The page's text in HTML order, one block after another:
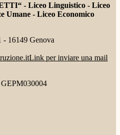
- Liceo Linguistico - Liceo
Umane - Liceo Economico
- 16149 Genova
Link per inviare una mail